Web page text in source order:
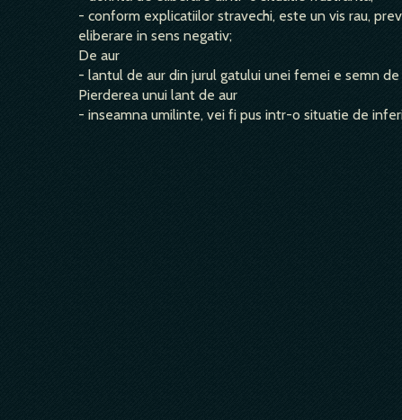
- conform explicatiilor stravechi, este un vis rau,
eliberare in sens negativ;
De aur
- lantul de aur din jurul gatului unei femei e semn de
Pierderea unui lant de aur
- inseamna umilinte, vei fi pus intr-o situatie de